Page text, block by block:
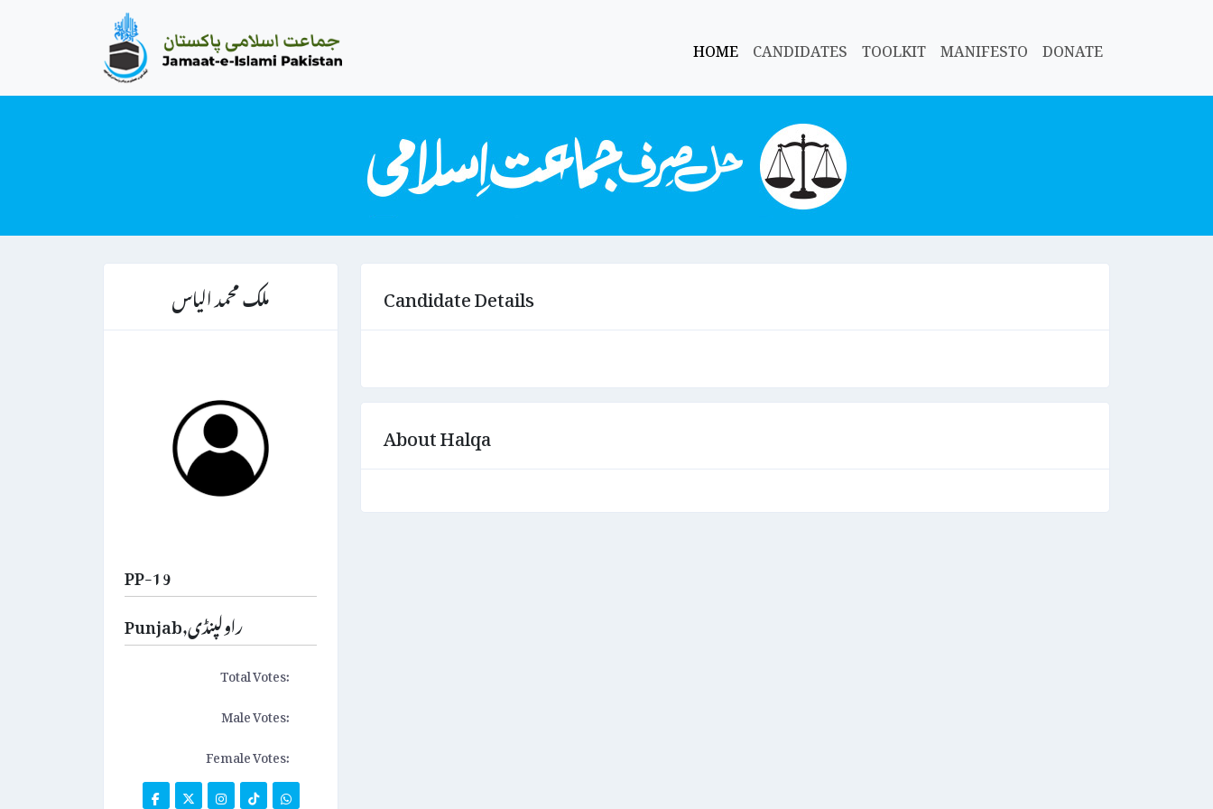
HOME CANDIDATES TOOLKIT MANIFESTO DONATE
ملک محمد الیاس
PP-19
Punjab,راولپنڈی
Total Votes:
Male Votes:
Female Votes:
Candidate Details
About Halqa